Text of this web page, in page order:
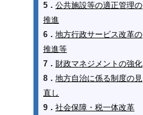
5． 公共施設等の適正管理の
推進
6． 地方行政サービス改革の
推進等
7． 財政マネジメントの強化
8． 地方自治に係る制度の見
直し
9． 社会保障・税一体改革